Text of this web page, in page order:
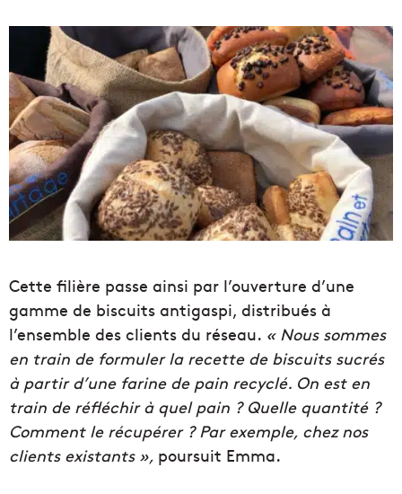
Cette filière passe ainsi par l’ouverture d’une
gamme de biscuits antigaspi, distribués à
l’ensemble des clients du réseau. « Nous sommes
en train de formuler la recette de biscuits sucrés
à partir d’une farine de pain recyclé. On est en
train de réfléchir à quel pain ? Quelle quantité ?
Comment le récupérer ? Par exemple, chez nos
clients existants », poursuit Emma.